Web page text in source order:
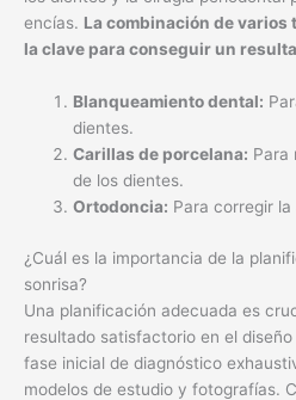
encías. La combinación de varios
la clave para conseguir un
Blanqueamiento dental:
dientes.
Carillas de porcelana: Para
de los dientes.
Ortodoncia: Para corregir
¿Cuál es la importancia de la
sonrisa?
Una planificación adecuada es
resultado satisfactorio en el
fase inicial de diagnóstico
modelos de estudio y fotografías.